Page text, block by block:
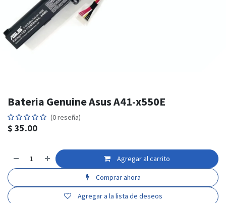
Bateria Genuine Asus A41-x550E
(0 reseña)
$ 35.00
Agregar al carrito
Comprar ahora
Agregar a la lista de deseos